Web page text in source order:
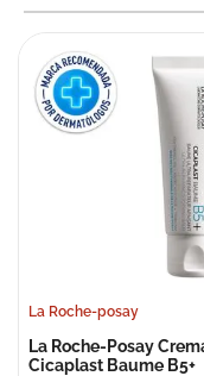
La Roche-posay
La Roche-Posay
Cicaplast Baume B5+
10.pañales